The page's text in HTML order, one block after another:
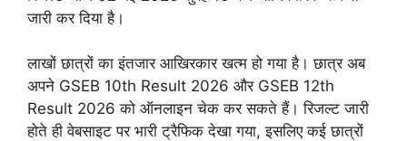
जारी कर दिया है।
लाखों छात्रों का इंतजार आखिरकार खत्म हो गया है। छात्र अब
अपने GSEB 10th Result 2026 और GSEB 12th
Result 2026 को ऑनलाइन चेक कर सकते हैं। रिजल्ट जारी
होते ही वेबसाइट पर भारी ट्रैफिक देखा गया, इसलिए कई छात्रों